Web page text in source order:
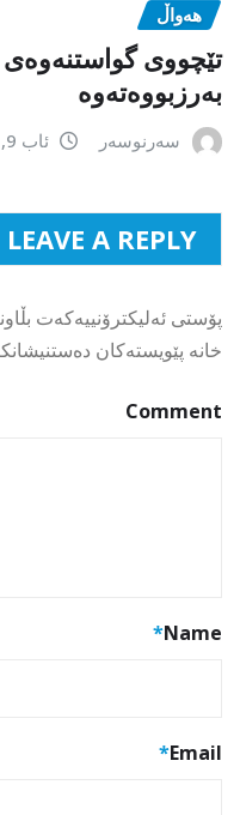
هەواڵ
تێچووی
بەرزبووەتەوە
سەرنوسەر ئاب 9, 2026
LEAVE A REPLY
پۆستی ئەلیکترۆنییەکەت
خانە پێویستەکان
Comment
Name
*
Email
*